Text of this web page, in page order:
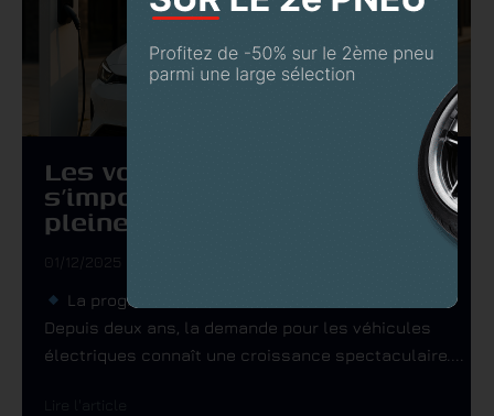
Les voitures électriques
s’imposent : un marché en
pleine accélération
01/12/2025
La progression des immatriculations en France
Depuis deux ans, la demande pour les véhicules
électriques connaît une croissance spectaculaire....
Lire l'article